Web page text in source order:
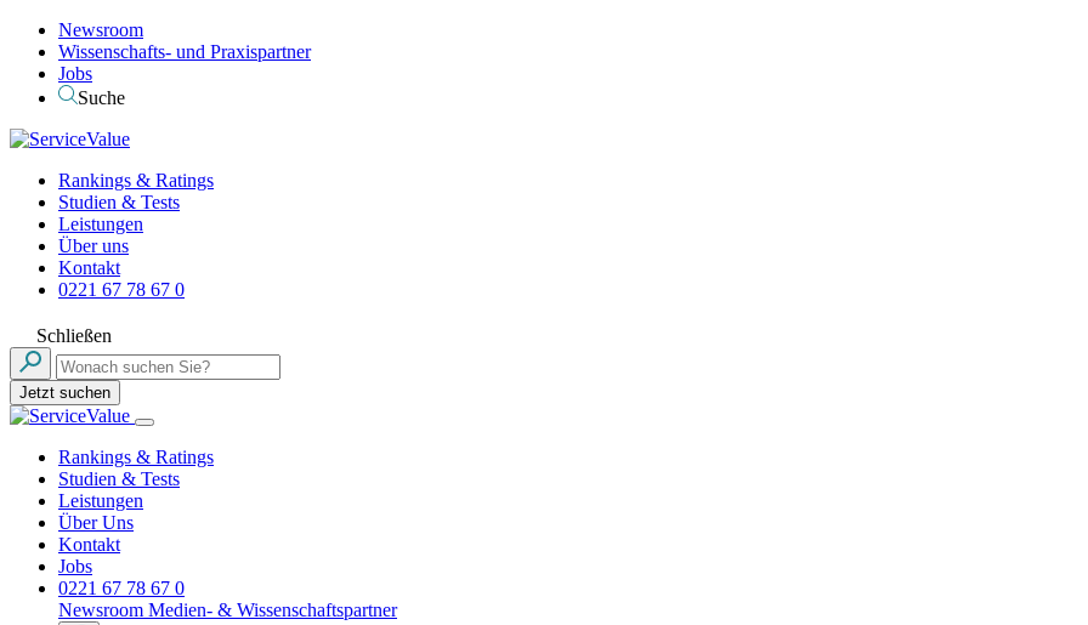
Newsroom
Wissenschafts- und Praxispartner
Jobs
Suche
Rankings & Ratings
Studien & Tests
Leistungen
Über uns
Kontakt
0221 67 78 67 0
Schließen
Jetzt suchen
Rankings & Ratings
Studien & Tests
Leistungen
Über Uns
Kontakt
Jobs
0221 67 78 67 0
Newsroom Medien- & Wissenschaftspartner